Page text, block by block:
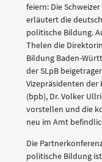
feiern: Die
erläutert die
politische Bildung.
Thelen die
Bildung Baden-
der SLpB
Vizepräsidenten
(bpb), Dr. Volker
vorstellen und die
neu im Amt
Die
politische Bildung